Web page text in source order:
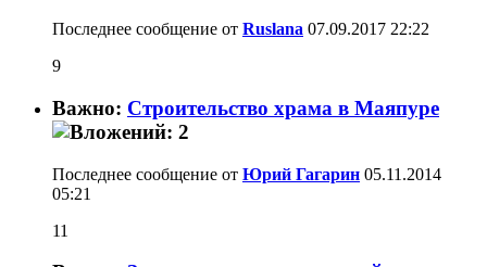
Последнее сообщение от Ruslana 07.09.2017 22:22
9
Важно: Строительство храма в Маяпуре
Последнее сообщение от Юрий Гагарин 05.11.2014
05:21
11